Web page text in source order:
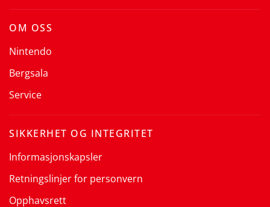
OM OSS
Nintendo
Bergsala
Service
SIKKERHET OG INTEGRITET
Informasjonskapsler
Retningslinjer for personvern
Opphavsrett